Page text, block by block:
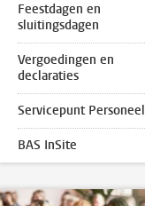
Feestdagen en
sluitingsdagen
Vergoedingen en
declaraties
Servicepunt Personeel
BAS InSite